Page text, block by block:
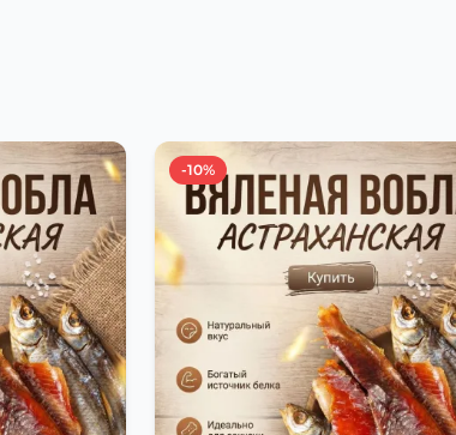
-10%